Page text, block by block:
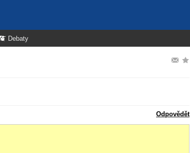
Debaty
Odpovědět